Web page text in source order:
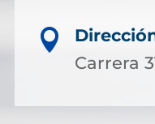

Carrera